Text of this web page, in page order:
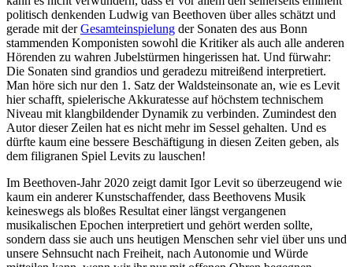
politisch denkenden Ludwig van Beethoven über alles schätzt und
gerade mit derGesamteinspielung der Sonaten des aus Bonn
stammenden Komponisten sowohl die Kritiker als auch alle anderen
Hörenden zu wahren Jubelstürmen hingerissen hat. Und fürwahr:
Die Sonaten sind grandios und geradezu mitreißend interpretiert.
Man höre sich nur den 1. Satz der Waldsteinsonate an, wie es Levit
hier schafft, spielerische Akkuratesse auf höchstem technischem
Niveau mit klangbildender Dynamik zu verbinden. Zumindest den
Autor dieser Zeilen hat es nicht mehr im Sessel gehalten. Und es
dürfte kaum eine bessere Beschäftigung in diesen Zeiten geben, als
dem filigranen Spiel Levits zu lauschen!
Im Beethoven-Jahr 2020 zeigt damit Igor Levit so überzeugend wie
kaum ein anderer Kunstschaffender, dass Beethovens Musik
keineswegs als bloßes Resultat einer längst vergangenen
musikalischen Epochen interpretiert und gehört werden sollte,
sondern dass sie auch uns heutigen Menschen sehr viel über uns und
unsere Sehnsucht nach Freiheit, nach Autonomie und Würde